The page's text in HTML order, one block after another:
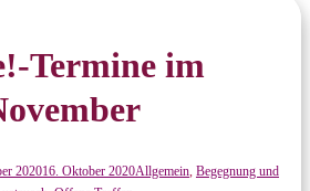
Termine im
202016. Oktober 2020Allgemein, Begegnung und